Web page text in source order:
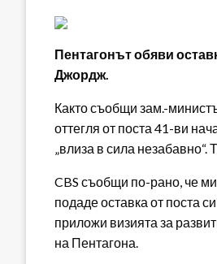
Пентагонът обяви
Джордж.
Както съобщи зам.-
оттегля от поста 41-ви
„влиза в сила незабавно“.
CBS съобщи по-рано, че
подаде оставка от поста
приложи визията за
на Пентагона.